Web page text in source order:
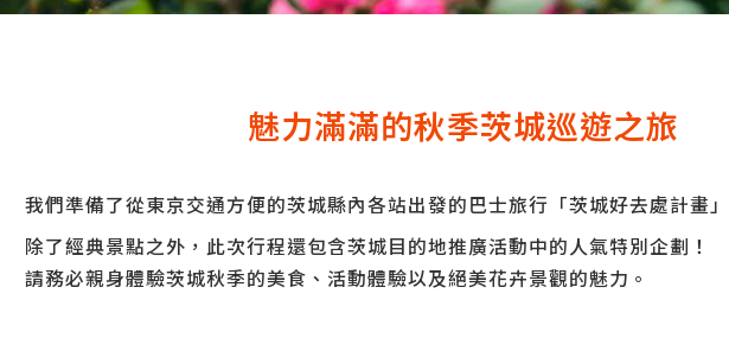
魅力滿滿的秋季茨城巡遊之旅
我們準備了從東京交通方便的茨城縣內各站出發的巴士旅行「茨城好去處計畫
除了經典景點之外，此次行程還包含茨城目的地推廣活動中的人氣特別企劃！
請務必親身體驗茨城秋季的美食、活動體驗以及絕美花卉景觀的魅力。